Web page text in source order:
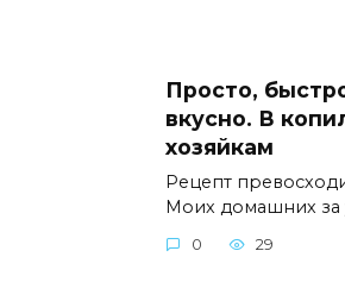
Просто,
вкусно. В
хозяйкам
Рецепт
Моих домашних
0 29